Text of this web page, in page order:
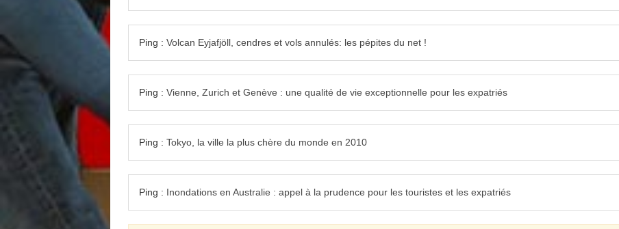
Ping : Volcan Eyjafjöll, cendres et vols annulés: les pépites du net !
Ping : Vienne, Zurich et Genève : une qualité de vie exceptionnelle pour les expatriés
Ping : Tokyo, la ville la plus chère du monde en 2010
Ping : Inondations en Australie : appel à la prudence pour les touristes et les expatriés